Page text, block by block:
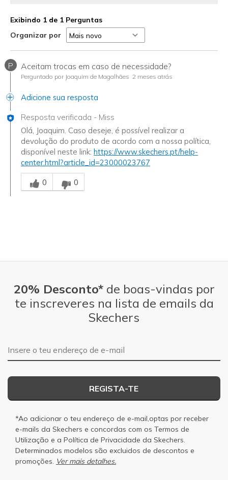
Exibindo 1 de 1 Perguntas
Organizar por
P Aceitam trocas em caso de necessidade?
Perguntado por Joaquim de Magalhães 2 meses atrás
Adicione sua resposta
Resposta verificada - Miss
Olá, Joaquim. Caso deseje, é possível realizar a
devolução do produto de acordo com a nossa política,
disponível neste link: https://www.skechers.pt/help-
center.html?article_id=23000023767
Essa resposta foi útil para você
0
0
20% Desconto*de boas-vindas por
te inscreveres na lista de emails da
Skechers
Endereço de e-mail
REGISTA-TE
*Ao adicionar o teu endereço de e-mail,optas por receber
e-mails da Skechers e concordas com os Termos de
Utilização e a Política de Privacidade da Skechers.
Determinados modelos são excluidos de descontos e
promoções. Ver mais detalhes.